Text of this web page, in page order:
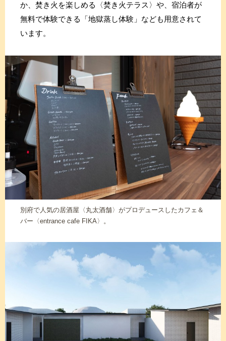
か、焚き火を楽しめる〈焚き火テラス〉や、宿泊者が
無料で体験できる「地獄蒸し体験」なども用意されて
います。
別府で人気の居酒屋〈丸太酒舗〉がプロデュースしたカフェ＆
バー〈entrance cafe FIKA〉。